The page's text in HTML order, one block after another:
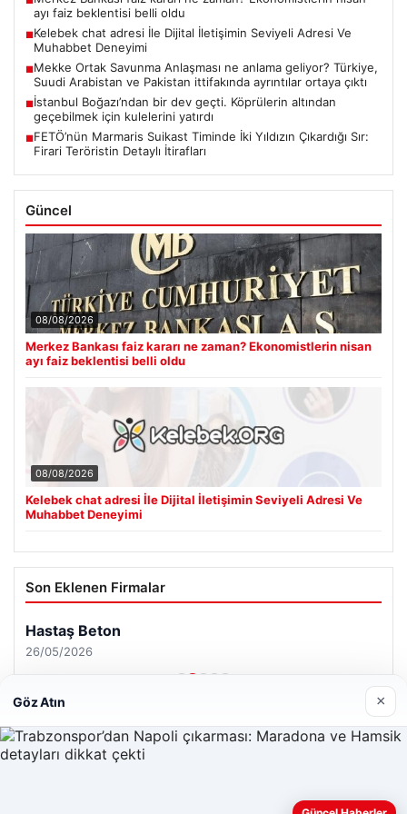
ayı faiz beklentisi belli oldu
■Kelebek chat adresi İle Dijital İletişimin Seviyeli Adresi Ve
Muhabbet Deneyimi
■Mekke Ortak Savunma Anlaşması ne anlama geliyor? Türkiye,
Suudi Arabistan ve Pakistan ittifakında ayrıntılar ortaya çıktı
■İstanbul Boğazı’ndan bir dev geçti. Köprülerin altından
geçebilmek için kulelerini yatırdı
■FETÖ’nün Marmaris Suikast Timinde İki Yıldızın Çıkardığı Sır:
Firari Teröristin Detaylı İtirafları
Güncel
08/08/2026
Merkez Bankası faiz kararı ne zaman? Ekonomistlerin nisan
ayı faiz beklentisi belli oldu
08/08/2026
Kelebek chat adresi İle Dijital İletişimin Seviyeli Adresi Ve
Muhabbet Deneyimi
Son Eklenen Firmalar
Hastaş Beton
26/05/2026
Göz Atın ×